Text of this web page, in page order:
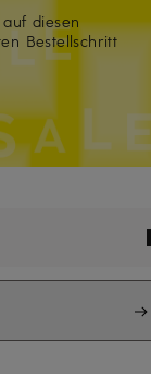
diesen
Bestellschritt